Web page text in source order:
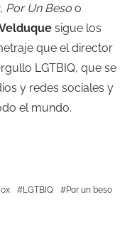
, Por Un Beso o
sigue los
que el director
LGTBIQ, que se
y redes sociales y
el mundo.
LGTBIQ
Por un beso